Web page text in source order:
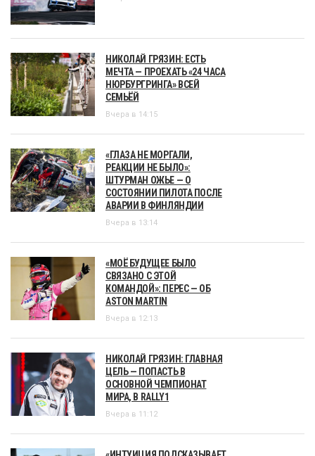
НИКОЛАЙ ГРЯЗИН: ЕСТЬ
МЕЧТА — ПРОЕХАТЬ «24 ЧАСА
НЮРБУРГРИНГА» ВСЕЙ
СЕМЬЁЙ
Вчера в 14:15
«ГЛАЗА НЕ МОРГАЛИ,
РЕАКЦИИ НЕ БЫЛО»:
ШТУРМАН ОЖЬЕ — О
СОСТОЯНИИ ПИЛОТА ПОСЛЕ
АВАРИИ В ФИНЛЯНДИИ
Вчера в 13:14
«МОЁ БУДУЩЕЕ БЫЛО
СВЯЗАНО С ЭТОЙ
КОМАНДОЙ»: ПЕРЕС — ОБ
ASTON MARTIN
Вчера в 12:13
НИКОЛАЙ ГРЯЗИН: ГЛАВНАЯ
ЦЕЛЬ — ПОПАСТЬ В
ОСНОВНОЙ ЧЕМПИОНАТ
МИРА, В RALLY1
Вчера в 11:12